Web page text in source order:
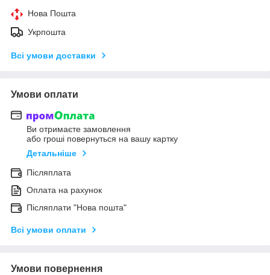
Нова Пошта
Укрпошта
Всі умови доставки
Умови оплати
Ви отримаєте замовлення
або гроші повернуться на вашу картку
Детальніше
Післяплата
Оплата на рахунок
Післяплати "Нова пошта"
Всі умови оплати
Умови повернення